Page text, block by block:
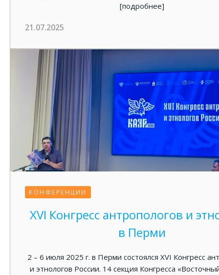
[подробнее]
21.07.2025
КОНФЕРЕНЦИИ
XVI Конгресс антропологов и
в Перми
2 – 6 июля 2025 г. в Перми состоялся XVI Конгресс
и этнологов России. 14 секция Конгресса